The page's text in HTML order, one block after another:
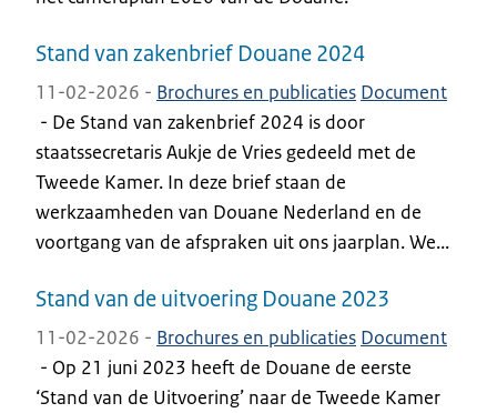
Stand van zakenbrief Douane 2024
11-02-2026 - Brochures en publicaties Document
- De Stand van zakenbrief 2024 is door
staatssecretaris Aukje de Vries gedeeld met de
Tweede Kamer. In deze brief staan de
werkzaamheden van Douane Nederland en de
voortgang van de afspraken uit ons jaarplan. We...
Stand van de uitvoering Douane 2023
11-02-2026 - Brochures en publicaties Document
- Op 21 juni 2023 heeft de Douane de eerste
‘Stand van de Uitvoering’ naar de Tweede Kamer